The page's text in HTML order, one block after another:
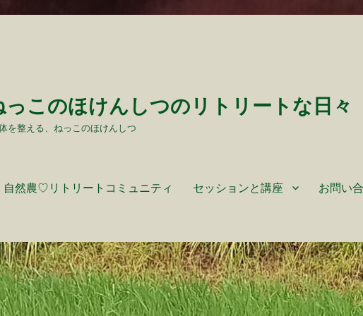
このほけんしつのリトリートな日々
を整える、ねっこのほけんしつ
自然農♡リトリートコミュニティ セッションと講座 お問い